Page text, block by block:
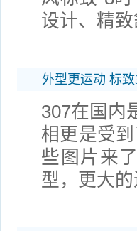
设计、精
外型更运动 标
307在国内
相更是受
些图片来
型，更大